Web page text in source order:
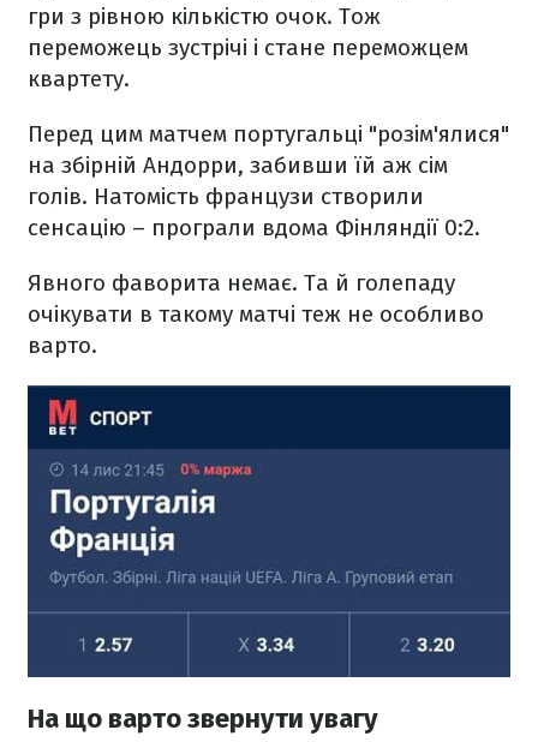
гри з рівною кількістю очок. Тож
переможець зустрічі і стане переможцем
квартету.
Перед цим матчем португальці "розім'ялися"
на збірній Андорри, забивши їй аж сім
голів. Натомість французи створили
сенсацію – програли вдома Фінляндії 0:2.
Явного фаворита немає. Та й голепаду
очікувати в такому матчі теж не особливо
варто.
На що варто звернути увагу